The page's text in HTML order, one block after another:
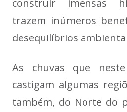
construir imensas
trazem inúmeros
desequilíbrios
As chuvas que
castigam algumas
também, do Norte do